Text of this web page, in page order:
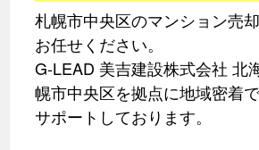
札幌市中央区のマンション売
お任せください。
G-LEAD 美吉建設株式会社 北
幌市中央区を拠点に地域密着
サポートしております。